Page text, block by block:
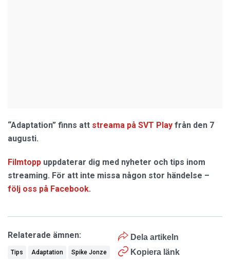
“Adaptation” finns att streama på SVT Play från den 7
augusti.
Filmtopp uppdaterar dig med nyheter och tips inom
streaming. För att inte missa någon stor händelse –
följ oss på Facebook.
Dela artikeln
Kopiera länk
Relaterade ämnen:
Tips Adaptation Spike Jonze